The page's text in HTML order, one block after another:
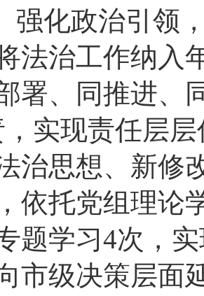
强化政治引领
法治工作纳入
署、同推进、
，实现责任层
治思想、新修
依托党组理论
题学习4次，
市级决策层面